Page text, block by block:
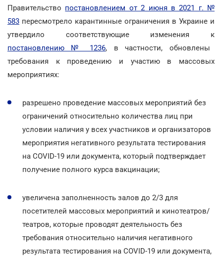
Правительство постановлением от 2 июня в 2021 г. №
583 пересмотрело карантинные ограничения в Украине и
утвердило соответствующие изменения к
постановлению № 1236, в частности, обновлены
требования к проведению и участию в массовых
мероприятиях:
разрешено проведение массовых мероприятий без
ограничений относительно количества лиц при
условии наличия у всех участников и организаторов
мероприятия негативного результата тестирования
на COVID-19 или документа, который подтверждает
получение полного курса вакцинации;
увеличена заполненность залов до 2/3 для
посетителей массовых мероприятий и кинотеатров/
театров, которые проводят деятельность без
требования относительно наличия негативного
результата тестирования на COVID-19 или документа,